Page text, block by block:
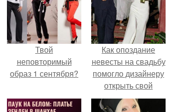
Твой
неповторимый
образ 1 сентября?
Как опоздание
невесты на свадьбу
помогло дизайнеру
открыть свой
бренд.